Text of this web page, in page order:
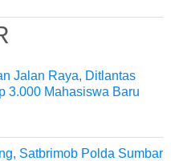
Jalan Raya, Ditlantas
3.000 Mahasiswa Baru
Satbrimob Polda Sumbar